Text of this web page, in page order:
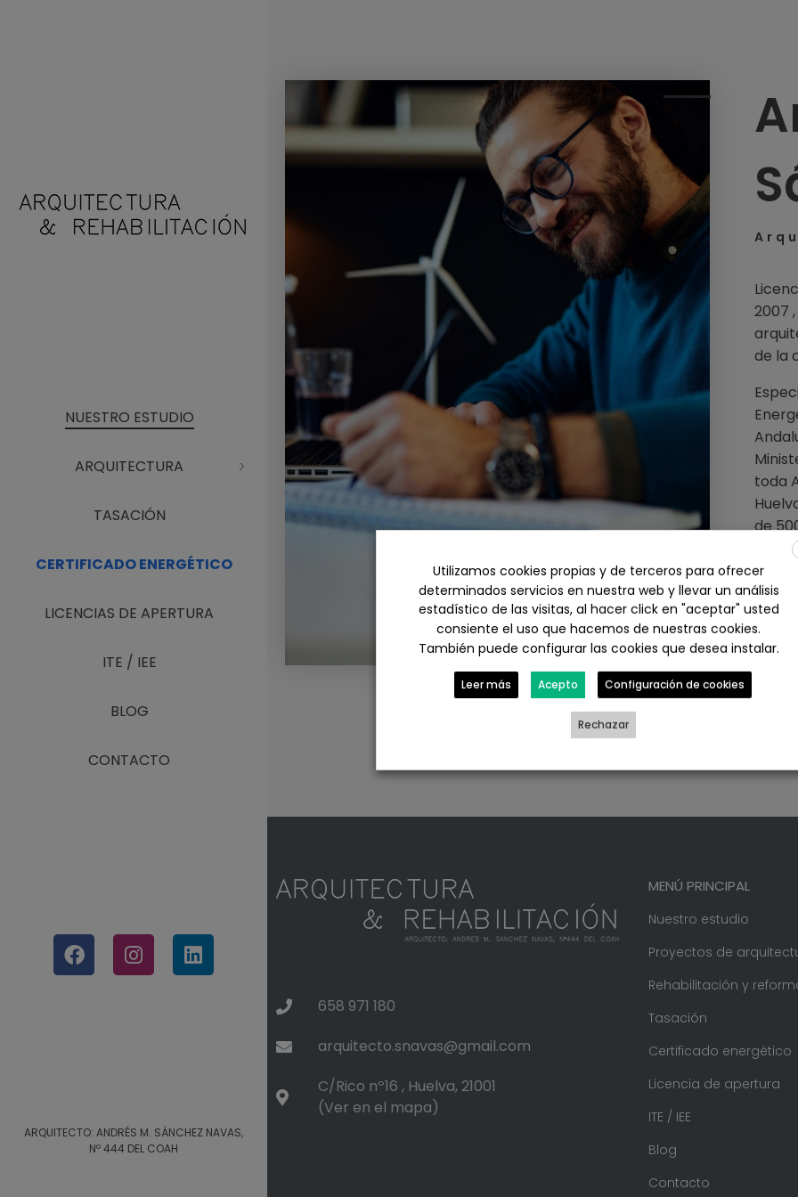
NUESTRO ESTUDIO
ARQUITECTURA
TASACIÓN
CERTIFICADO ENERGÉTICO
LICENCIAS DE APERTURA
ITE / IEE
BLOG
CONTACTO
ARQUITECTO: ANDRÉS M. SÁNCHEZ NAVAS,
Nº 444 DEL COAH
2007
de la
toda
de
de
la
658 971 180
arquitecto.snavas@gmail.com
C/Rico nº16 , Huelva, 21001
(Ver en el mapa)
MENÚ PRINCIPAL
Nuestro estudio
Proyectos de
Rehabilitación y
Tasación
Certificado energético
Licencia de apertura
ITE / IEE
Blog
Contacto
Utilizamos cookies propias y de terceros para ofrecer
determinados servicios en nuestra web y llevar un análisis
estadístico de las visitas, al hacer click en "aceptar" usted
consiente el uso que hacemos de nuestras cookies.
También puede configurar las cookies que desea instalar.
Leer más Acepto Configuración de cookies
Rechazar